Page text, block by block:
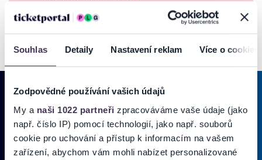
Souhlas Detaily Nastavení reklam Více o cookies
Zodpovědné používání vašich údajů
My a naši 1022 partneři zpracováváme vaše údaje (jako
např. číslo IP) pomocí technologií, jako např. souborů
cookie pro uchování a přístup k informacím na vašem
zařízení, abychom vám mohli nabízet personalizované
- vozičkár + doprovod 10€
- Držitelia preukazov ISIC, ITIC a EURO26 majú nárok na zľavu zo
vstupného vo výške 20% po preukázaní sa príslušným preukazom
- Štadión sa otvára vždy 1 hodinu pred začiatkom zápasu
PRIHLÁSIŤ SA KODBERU NOVINIEK
Pridajte sa do zoznamu odberateľov a doručte si najnovšie špeciálne